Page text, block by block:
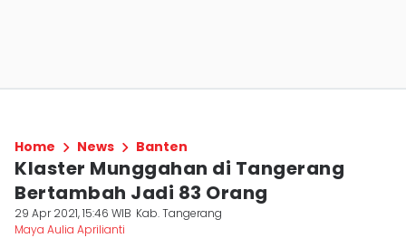
Home News Banten
Klaster Munggahan di Tangerang
Bertambah Jadi 83 Orang
29 Apr 2021, 15:46 WIB Kab. Tangerang
Maya Aulia Aprilianti